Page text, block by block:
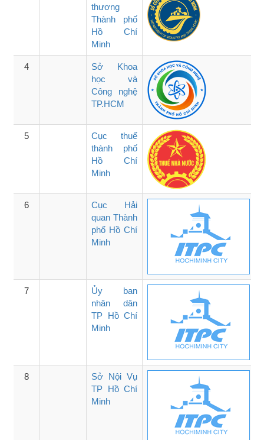
thương
Thành phố
Hồ Chí
Minh
4
Sở Khoa
học và
Công nghệ
TP.HCM
5
Cục thuế
thành phố
Hồ Chí
Minh
6
Cục Hải
quan Thành
phố Hồ Chí
Minh
7
Ủy ban
nhân dân
TP Hồ Chí
Minh
8
Sở Nội Vụ
TP Hồ Chí
Minh